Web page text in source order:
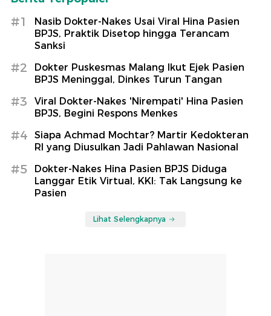
#1
Nasib Dokter-Nakes Usai Viral Hina Pasien
BPJS, Praktik Disetop hingga Terancam
Sanksi
#2
Dokter Puskesmas Malang Ikut Ejek Pasien
BPJS Meninggal, Dinkes Turun Tangan
#3
Viral Dokter-Nakes 'Nirempati' Hina Pasien
BPJS, Begini Respons Menkes
#4
Siapa Achmad Mochtar? Martir Kedokteran
RI yang Diusulkan Jadi Pahlawan Nasional
#5
Dokter-Nakes Hina Pasien BPJS Diduga
Langgar Etik Virtual, KKI: Tak Langsung ke
Pasien
Lihat Selengkapnya